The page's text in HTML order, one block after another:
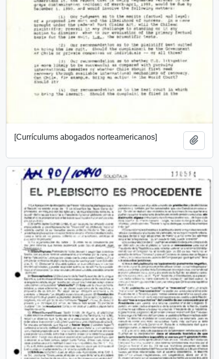
[Currículums abogados norteamericanos]